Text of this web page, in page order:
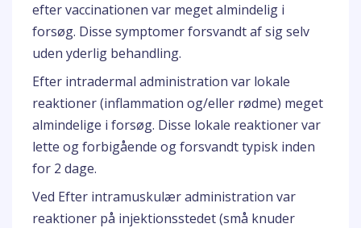
efter vaccinationen var meget almindelig i
forsøg. Disse symptomer forsvandt af sig selv
uden yderlig behandling.
Efter intradermal administration var lokale
reaktioner (inflammation og/eller rødme) meget
almindelige i forsøg. Disse lokale reaktioner var
lette og forbigående og forsvandt typisk inden
for 2 dage.
Ved Efter intramuskulær administration var
reaktioner på injektionsstedet (små knuder